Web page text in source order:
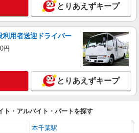
とりあえずキープ
利用者送迎ドライバー
円
とりあえずキープ
ト・アルバイト・パートを探す
本千葉駅